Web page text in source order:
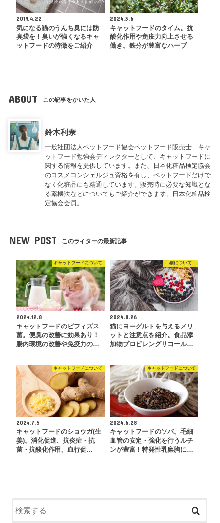
2019.4.22
気になる猫のうんち臭には防
臭袋を！臭いが強くなるキャ
ットフードの特徴をご紹介
2024.3.6
キャットフードのタイム。抗
酸化作用や免疫力向上させる
働き。鉄分が豊富なハーブ
ABOUT この記事をかいた人
鈴木利奈
一般社団法人ペットフード協会ペットフード販売士、キャ
ットフード勉強会ディレクターとして、キャットフードに
関する情報を提供しています。また、日本化粧品検定協会
のコスメコンシェルジュ資格を有し、ペットフードだけで
なく化粧品にも精通しています。販売時に必要な知識とな
る薬機法などについてもご紹介ができます。日本化粧品検
定協会会員。
NEW POST このライターの最新記事
キャットフードについて
2024.12.8
キャットフードのビフィズス
菌。便臭の改善に効果あり！
腸内環境の改善や免疫力の…
猫について
2024.8.26
猫にヨーグルトを与えるメリ
ットと注意点を紹介。食品添
加物プロピレングリコール…
キャットフードについて
2024.7.5
キャットフードのショウガ(生
姜)。消化促進、抗炎症・抗
菌・抗酸化作用、血行促…
キャットフードについて
2024.6.28
キャットフードのソバ。毛細
血管の安定・強化を行うルチ
ンが豊富！特発性乳糜胸に…